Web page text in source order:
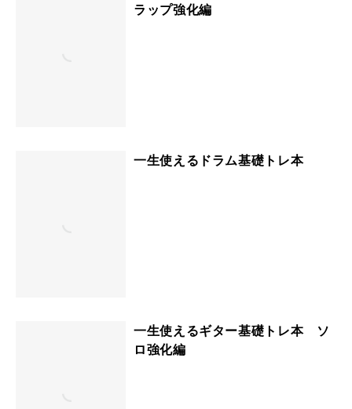
ラップ強化編
一生使えるドラム基礎トレ本
一生使えるギター基礎トレ本 ソ
ロ強化編